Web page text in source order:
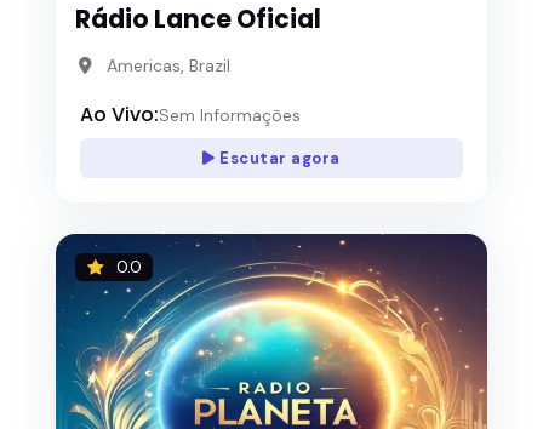
Rádio Lance Oficial
Americas, Brazil
Ao Vivo:Sem Informações
Escutar agora
0.0